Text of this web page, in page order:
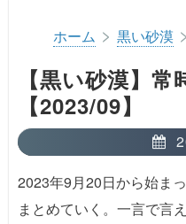
ホーム > 黒い砂漠 >
【黒い砂漠】
【2023/09】
2023年9月20日から始ま
まとめていく。一言で言